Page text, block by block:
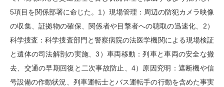
5項目を関係部署に命じた。1）現場管理：周辺の防犯カメラ映像
の収集、証拠物の確保、関係者や目撃者への聴取の迅速化、2）
科学捜査：科学捜査部門と警察病院の法医学機関による現場検証
と遺体の司法解剖の実施、3）車両移動：列車と車両の安全な撤
去、交通の早期回復と二次事故防止、4）原因究明：遮断機や信
号設備の作動状況、列車運転士とバス運転手の行動を含めた事実